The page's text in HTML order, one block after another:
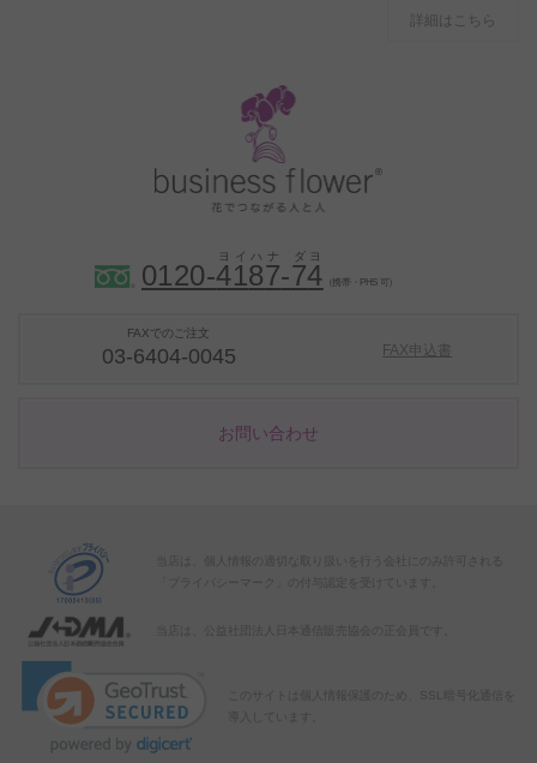
詳細はこちら
0120-4187-74 （携帯・PHS 可）
FAXでのご注文
03-6404-0045 FAX申込書
お問い合わせ
当店は、個人情報の適切な取り扱いを行う会社にのみ許可される
「プライバシーマーク」の付与認定を受けています。
当店は、公益社団法人日本通信販売協会の正会員です。
このサイトは個人情報保護のため、SSL暗号化通信を
導入しています。